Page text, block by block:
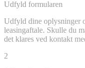
Udfyld formularen
Udfyld dine oplysninger
leasingaftale. Skulle du
det klares ved kontakt
2